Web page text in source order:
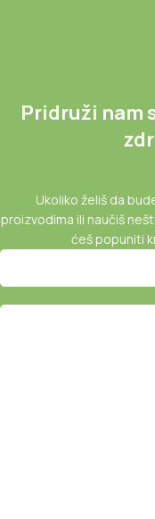
Pridruži nam
Ukoliko želiš da
proizvodima ili naučiš
ćeš popuniti